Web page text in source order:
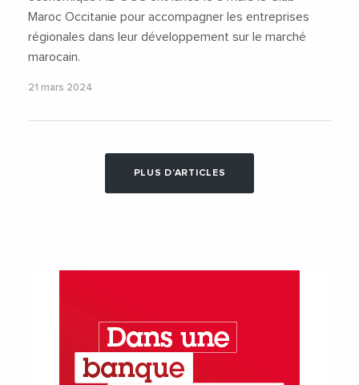
Maroc Occitanie pour accompagner les entreprises
régionales dans leur développement sur le marché
marocain.
21 mars 2024
PLUS D'ARTICLES